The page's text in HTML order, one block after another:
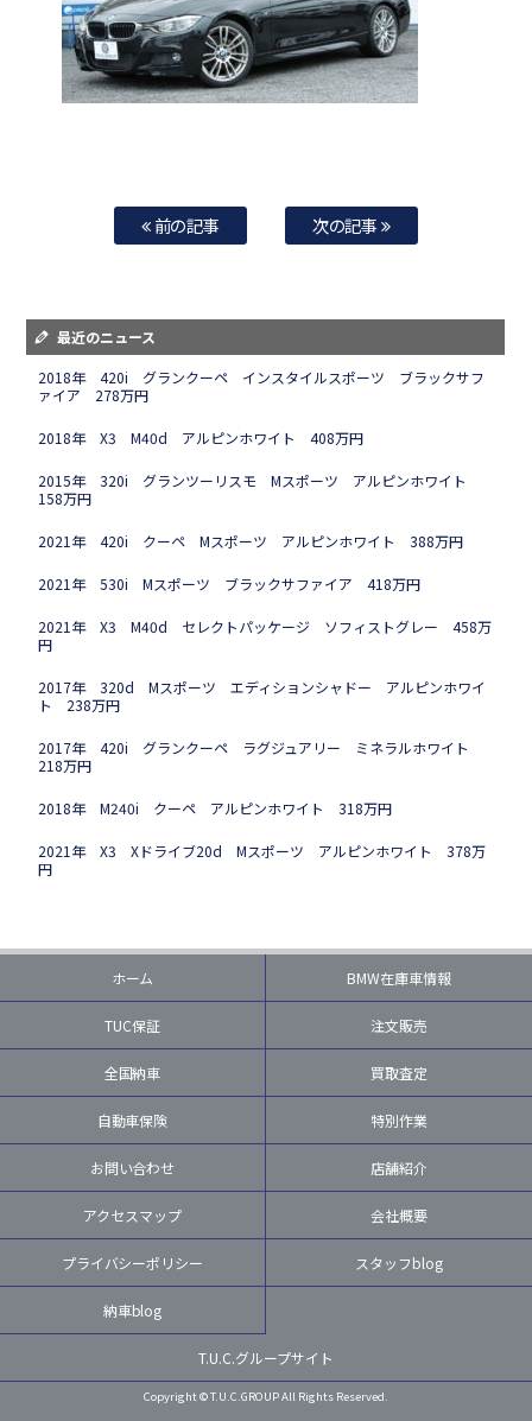
前の記事 次の記事
最近のニュース
2018年 420i グランクーペ インスタイルスポーツ ブラックサフ
ァイア 278万円
2018年 X3 M40d アルピンホワイト 408万円
2015年 320i グランツーリスモ Mスポーツ アルピンホワイト
158万円
2021年 420i クーペ Mスポーツ アルピンホワイト 388万円
2021年 530i Mスポーツ ブラックサファイア 418万円
2021年 X3 M40d セレクトパッケージ ソフィストグレー 458万
円
2017年 320d Mスポーツ エディションシャドー アルピンホワイ
ト 238万円
2017年 420i グランクーペ ラグジュアリー ミネラルホワイト
218万円
2018年 M240i クーペ アルピンホワイト 318万円
2021年 X3 Xドライブ20d Mスポーツ アルピンホワイト 378万
円
ホーム BMW在庫車情報
TUC保証 注文販売
全国納車 買取査定
自動車保険 特別作業
お問い合わせ 店舗紹介
アクセスマップ 会社概要
プライバシーポリシー スタッフblog
納車blog
T.U.C.グループサイト
Copyright © T.U.C.GROUP All Rights Reserved.